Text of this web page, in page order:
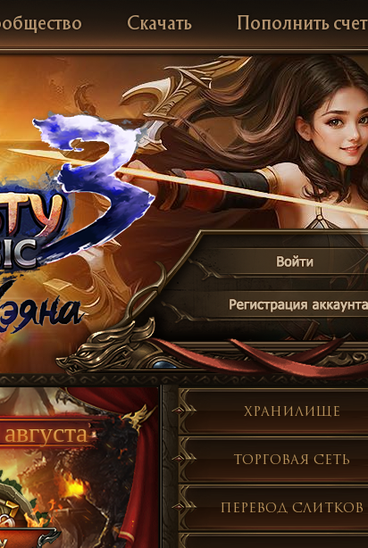
Скачать Пополнить счет
Хранилище
Торговая сеть
Перевод слитков